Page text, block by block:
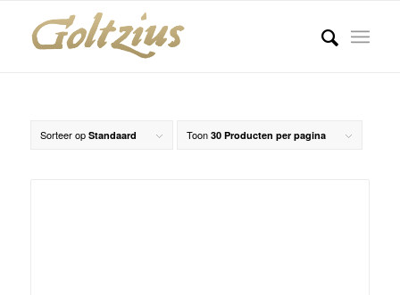
Sorteer op Standaard Toon 30 Producten per pagina